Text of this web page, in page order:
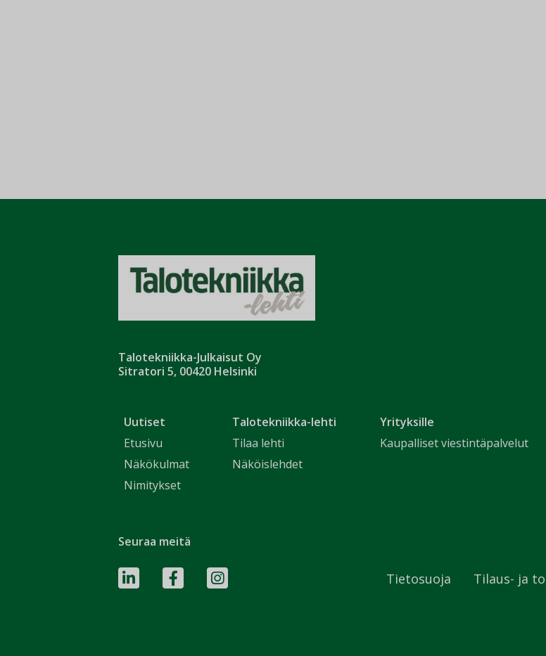
Talotekniikka-Julkaisut Oy
Sitratori 5, 00420 Helsinki
Uutiset
Etusivu
Näkökulmat
Nimitykset
Talotekniikka-lehti
Tilaa lehti
Näköislehdet
Yrityksille
Kaupalliset viestintäpalvelut
Seuraa meitä
Tietosuoja Tilaus- ja